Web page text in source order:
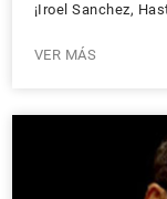
¡Iroel Sanchez,
VER MÁS